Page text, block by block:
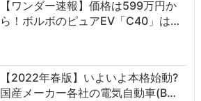
【ワンダー速報】価格は599万円か
ら！ボルボのピュアEV「C40」は…
【2022年春版】いよいよ本格始動?
国産メーカー各社の電気自動車(B…